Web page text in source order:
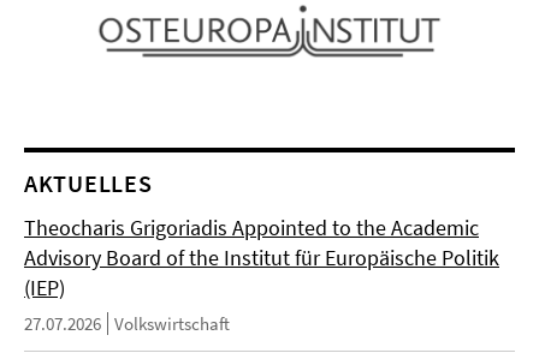
AKTUELLES
Theocharis Grigoriadis Appointed to the Academic
Advisory Board of the Institut für Europäische Politik
(IEP)
27.07.2026 Volkswirtschaft